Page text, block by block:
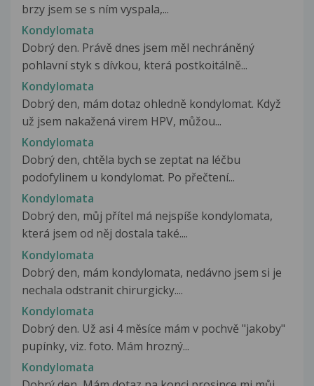
brzy jsem se s ním vyspala,...
Kondylomata
Dobrý den. Právě dnes jsem měl nechráněný
pohlavní styk s dívkou, která postkoitálně...
Kondylomata
Dobrý den, mám dotaz ohledně kondylomat. Když
už jsem nakažená virem HPV, můžou...
Kondylomata
Dobrý den, chtěla bych se zeptat na léčbu
podofylinem u kondylomat. Po přečtení...
Kondylomata
Dobrý den, můj přítel má nejspíše kondylomata,
která jsem od něj dostala také....
Kondylomata
Dobrý den, mám kondylomata, nedávno jsem si je
nechala odstranit chirurgicky....
Kondylomata
Dobrý den. Už asi 4 měsíce mám v pochvě "jakoby"
pupínky, viz. foto. Mám hrozný...
Kondylomata